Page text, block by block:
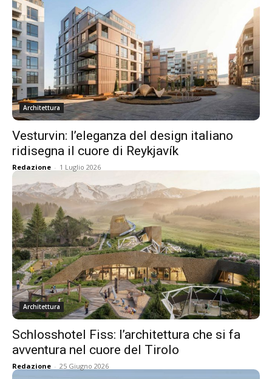
Architettura
Vesturvin: l’eleganza del design italiano
ridisegna il cuore di Reykjavík
Redazione - 1 Luglio 2026
Architettura
Schlosshotel Fiss: l’architettura che si fa
avventura nel cuore del Tirolo
Redazione - 25 Giugno 2026